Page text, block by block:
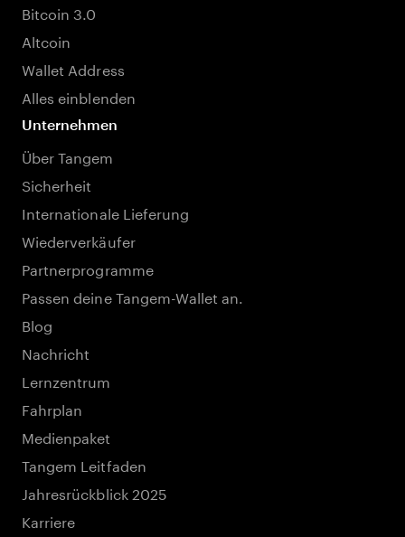
Bitcoin 3.0
Altcoin
Wallet Address
Alles einblenden
Unternehmen
Über Tangem
Sicherheit
Internationale Lieferung
Wiederverkäufer
Partnerprogramme
Passen deine Tangem-Wallet an.
Blog
Nachricht
Lernzentrum
Fahrplan
Medienpaket
Tangem Leitfaden
Jahresrückblick 2025
Karriere